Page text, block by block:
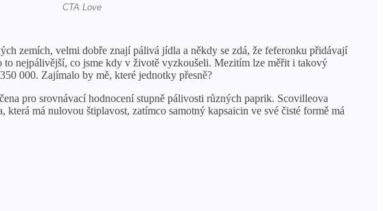
zemích, velmi dobře znají pálivá jídla a někdy se zdá, že feferonku přidávají
to nejpálivější, co jsme kdy v životě vyzkoušeli. Mezitím lze měřit i takový
000. Zajímalo by mě, které jednotky přesně?
pro srovnávací hodnocení stupně pálivosti různých paprik. Scovilleova
má nulovou štiplavost, zatímco samotný kapsaicin ve své čisté formě má